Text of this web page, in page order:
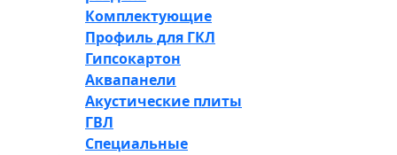
Комплектующие
Профиль для ГКЛ
Гипсокартон
Аквапанели
Акустические плиты
ГВЛ
Специальные